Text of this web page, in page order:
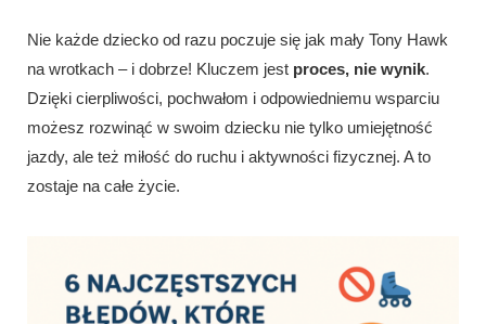
Nie każde dziecko od razu poczuje się jak mały Tony Hawk
na wrotkach – i dobrze! Kluczem jest proces, nie wynik.
Dzięki cierpliwości, pochwałom i odpowiedniemu wsparciu
możesz rozwinąć w swoim dziecku nie tylko umiejętność
jazdy, ale też miłość do ruchu i aktywności fizycznej. A to
zostaje na całe życie.